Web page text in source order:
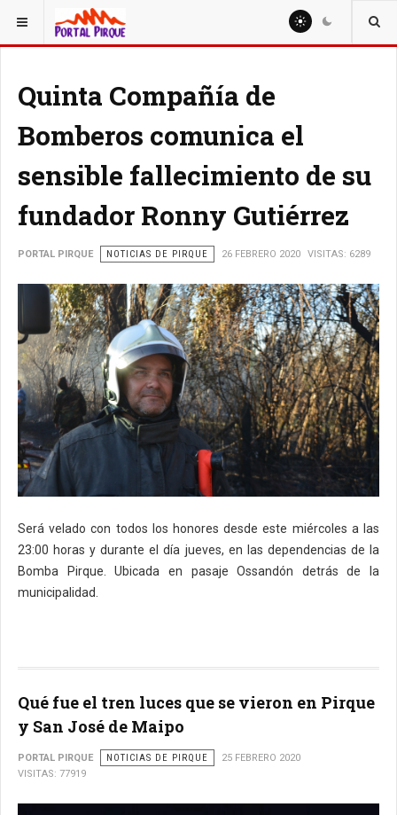
ESTÁ AQUÍ: NOTICIAS
Quinta Compañía de
Bomberos comunica el
sensible fallecimiento de su
fundador Ronny Gutiérrez
PORTAL PIRQUE NOTICIAS DE PIRQUE 26 FEBRERO 2020 VISITAS: 6289
Será veladocon todos los honores desdeeste miércoles a las
23:00 horasy durante el día jueves, en las dependencias de la
Bomba Pirque. Ubicada en pasaje Ossandón detrás de la
municipalidad.
Qué fue el tren luces que se vieron en Pirque
y San José de Maipo
PORTAL PIRQUE NOTICIAS DE PIRQUE
25 FEBRERO 2020
VISITAS: 77919